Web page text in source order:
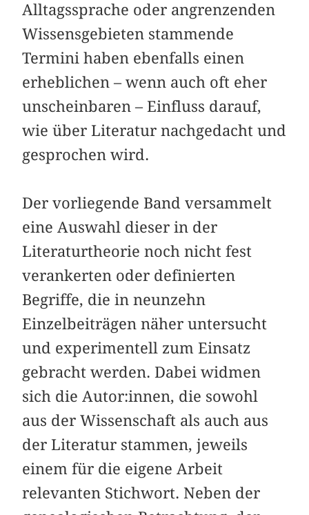
Alltagssprache oder angrenzenden
Wissensgebieten stammende
Termini haben ebenfalls einen
erheblichen – wenn auch oft eher
unscheinbaren – Einfluss darauf,
wie über Literatur nachgedacht und
gesprochen wird.
Der vorliegende Band versammelt
eine Auswahl dieser in der
Literaturtheorie noch nicht fest
verankerten oder definierten
Begriffe, die in neunzehn
Einzelbeiträgen näher untersucht
und experimentell zum Einsatz
gebracht werden. Dabei widmen
sich die Autor:innen, die sowohl
aus der Wissenschaft als auch aus
der Literatur stammen, jeweils
einem für die eigene Arbeit
relevanten Stichwort. Neben der